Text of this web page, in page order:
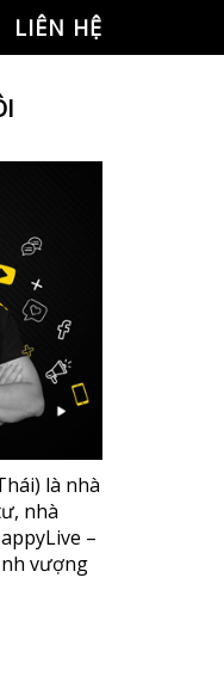
LIÊN HỆ
là nhà
nhà
–
vượng